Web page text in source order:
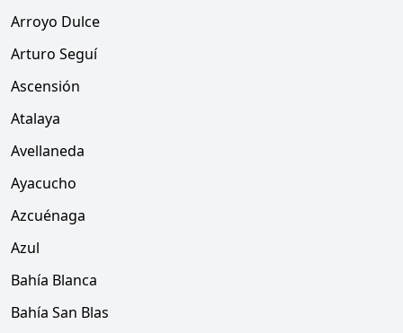
Arroyo Dulce
Arturo Seguí
Ascensión
Atalaya
Avellaneda
Ayacucho
Azcuénaga
Azul
Bahía Blanca
Bahía San Blas